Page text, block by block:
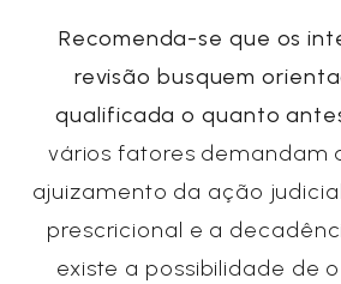
Recomenda-se que os
revisão busquem
qualificada o quanto
vários fatores demandam
ajuizamento da ação
prescricional e a
existe a possibilidade de